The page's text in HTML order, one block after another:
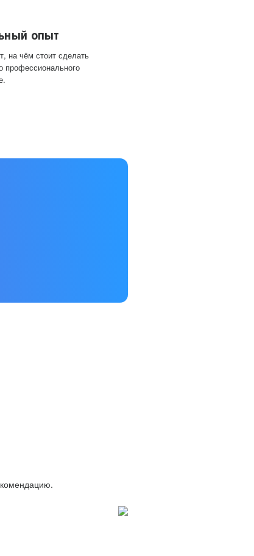
опыт
на чём стоит сделать
профессионального